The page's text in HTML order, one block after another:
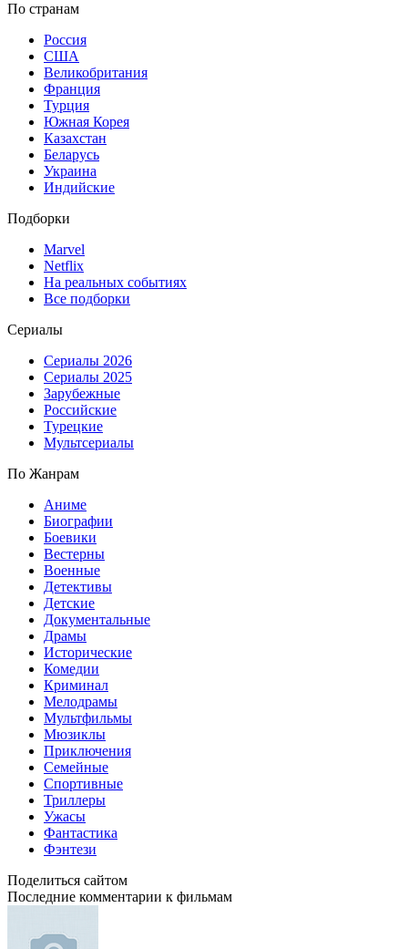
По странам
Россия
США
Великобритания
Франция
Турция
Южная Корея
Казахстан
Беларусь
Украина
Индийские
Подборки
Marvel
Netflix
На реальных событиях
Все подборки
Сериалы
Сериалы 2026
Сериалы 2025
Зарубежные
Российские
Турецкие
Мультсериалы
По Жанрам
Аниме
Биографии
Боевики
Вестерны
Военные
Детективы
Детские
Документальные
Драмы
Исторические
Комедии
Криминал
Мелодрамы
Мультфильмы
Мюзиклы
Приключения
Семейные
Спортивные
Триллеры
Ужасы
Фантастика
Фэнтези
Поделиться сайтом
Последние комментарии к фильмам